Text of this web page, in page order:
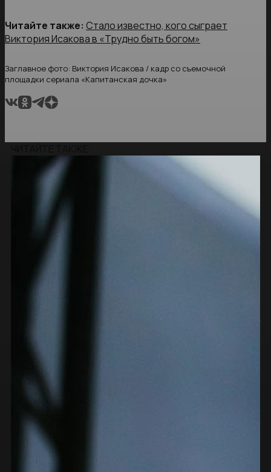
Читайте также: Стало известно, кого сыграет
Виктория Исакова в «Трудно быть богом»
Заглавное фото: Виктория Исакова / кадр со съемочной
площадки сериала «Капитанская дочка»